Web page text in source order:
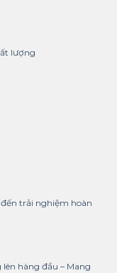
lượng
đến trải nghiệm hoàn
hàng đầu – Mang